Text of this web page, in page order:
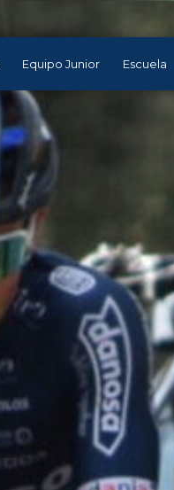
Equipo Junior Escuela